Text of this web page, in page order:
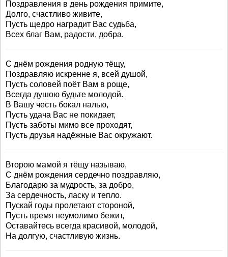
Поздравления в день рождения примите,
Долго, счастливо живите,
Пусть щедро наградит Вас судьба,
Всех благ Вам, радости, добра.
С днём рождения родную тёщу,
Поздравляю искренне я, всей душой,
Пусть соловей поёт Вам в роще,
Всегда душою будьте молодой.
В Вашу честь бокал налью,
Пусть удача Вас не покидает,
Пусть заботы мимо все проходят,
Пусть друзья надёжные Вас окружают.
Второю мамой я тёщу называю,
С днём рождения сердечно поздравляю,
Благодарю за мудрость, за добро,
За сердечность, ласку и тепло.
Пускай годы пролетают стороной,
Пусть время неумолимо бежит,
Оставайтесь всегда красивой, молодой,
На долгую, счастливую жизнь.